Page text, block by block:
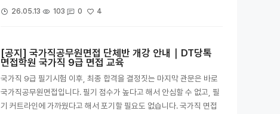
26.05.13 103 0 4
[공지] 국가직공무원면접 단체반 개강 안내｜DT당톡
면접학원 국가직 9급 면접 교육
국가직 9급 필기시험 이후, 최종 합격을 결정짓는 마지막 관문은 바로
국가직공무원면접입니다. 필기 점수가 높다고 해서 안심할 수 없고, 필
기 커트라인에 가까웠다고 해서 포기할 필요도 없습니다. 국가직 면접